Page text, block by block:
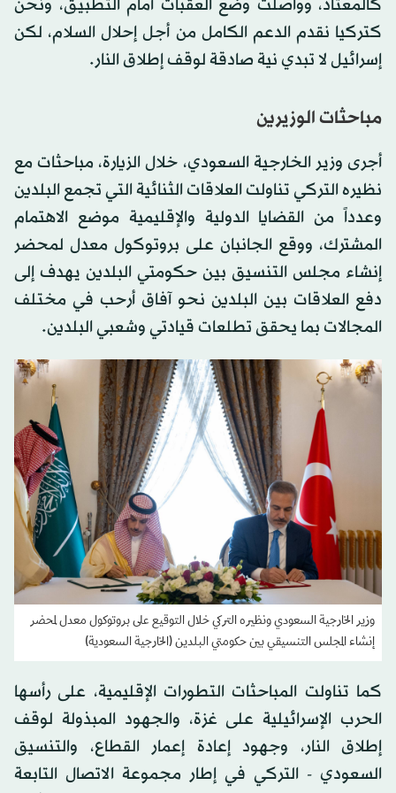
كالمعتاد، وواصلت وضع العقبات أمام التطبيق، ونحن
كتركيا نقدم الدعم الكامل من أجل إحلال السلام، لكن
إسرائيل لا تبدي نية صادقة لوقف إطلاق النار.
مباحثات الوزيرين
أجرى وزير الخارجية السعودي، خلال الزيارة، مباحثات مع
نظيره التركي تناولت العلاقات الثنائية التي تجمع البلدين
وعدداً من القضايا الدولية والإقليمية موضع الاهتمام
المشترك، ووقع الجانبان على بروتوكول معدل لمحضر
إنشاء مجلس التنسيق بين حكومتي البلدين يهدف إلى
دفع العلاقات بين البلدين نحو آفاق أرحب في مختلف
المجالات بما يحقق تطلعات قيادتي وشعبي البلدين.
وزير الخارجية السعودي ونظيره التركي خلال التوقيع على بروتوكول معدل لمحضر
إنشاء المجلس التنسيقي بين حكومتي البلدين (الخارجية السعودية)
كما تناولت المباحثات التطورات الإقليمية، على رأسها
الحرب الإسرائيلية على غزة، والجهود المبذولة لوقف
إطلاق النار، وجهود إعادة إعمار القطاع، والتنسيق
السعودي - التركي في إطار مجموعة الاتصال التابعة